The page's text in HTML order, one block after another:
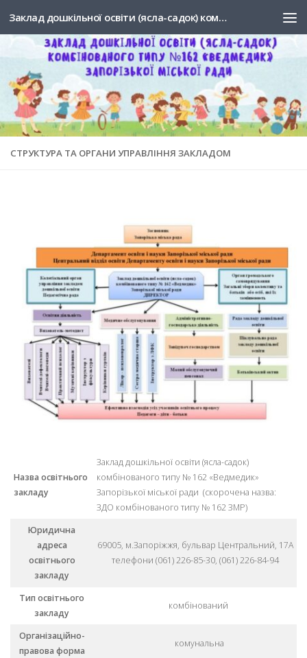
Skip to content Заклад дошкільної освіти (ясла-садок) комбінованого типу №162 "Ведмедик" Запорізької міської ради
СТРУКТУРА ТА ОРГАНИ УПРАВЛІННЯ ЗАКЛАДОМ
Назва освітнього
закладу
Заклад дошкільної освіти (ясла-садок)
комбінованого типу № 162 «Ведмедик»
Запорізької міської ради (скорочена назва:
ЗДО комбінованого типу № 162 ЗМР)
Юридична
адреса
освітнього
закладу
69005, м.Запоріжжя, бульвар Центральний, 17А
телефони (061) 226-85-30, (061) 226-84-94
Тип освітнього
закладу
комбінований
Організаційно-
правова форма
комунальна